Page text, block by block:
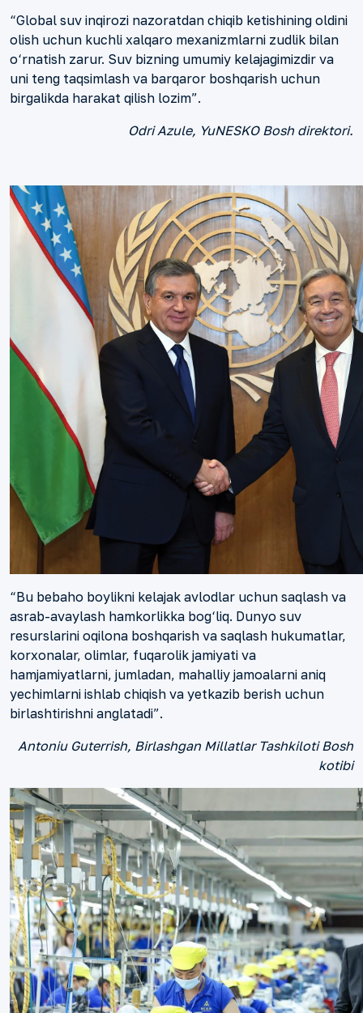
“Global suv inqirozi nazoratdan chiqib ketishining oldini
olish uchun kuchli xalqaro mexanizmlarni zudlik bilan
o‘rnatish zarur. Suv bizning umumiy kelajagimizdir va
uni teng taqsimlash va barqaror boshqarish uchun
birgalikda harakat qilish lozim”.
Odri Azule, YuNESKO Bosh direktori.
“Bu bebaho boylikni kelajak avlodlar uchun saqlash va
asrab-avaylash hamkorlikka bog‘liq. Dunyo suv
resurslarini oqilona boshqarish va saqlash hukumatlar,
korxonalar, olimlar, fuqarolik jamiyati va
hamjamiyatlarni, jumladan, mahalliy jamoalarni aniq
yechimlarni ishlab chiqish va yetkazib berish uchun
birlashtirishni anglatadi”.
Antoniu Guterrish, Birlashgan Millatlar Tashkiloti Bosh
kotibi